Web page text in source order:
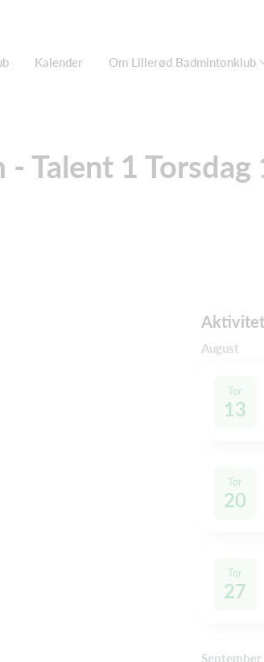
Kalender Om Lillerød Badmintonklub
- Talent 1
August
Tor
13
Tor
20
Tor
27
September